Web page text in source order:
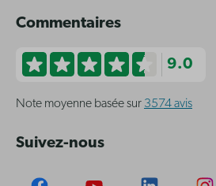
Commentaires
9.0
Note moyenne basée sur 3574 avis
Suivez-nous